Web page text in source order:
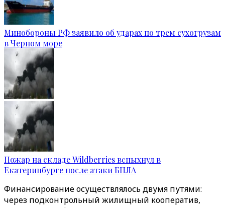
Минобороны РФ заявило об ударах по трем сухогрузам
в Черном море
Пожар на складе Wildberries вспыхнул в
Екатеринбурге после атаки БПЛА
Финансирование осуществлялось двумя путями:
через подконтрольный жилищный кооператив,